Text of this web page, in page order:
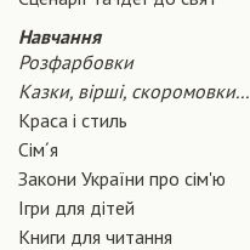
Навчання
Розфарбовки
Казки, вірші, скоромовки...
Краса і стиль
Сiм´я
Закони України про сiм'ю
Ігри для дітей
Книги для читання